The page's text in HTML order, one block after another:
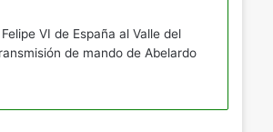
VI de España al Valle del
de mando de Abelardo